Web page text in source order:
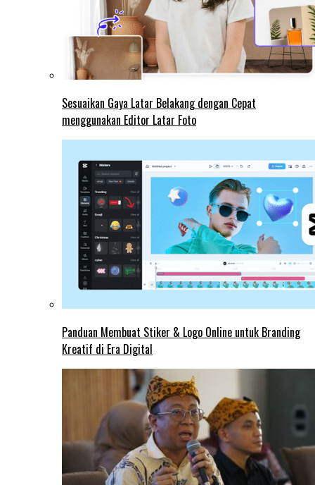
Sesuaikan Gaya Latar Belakang dengan Cepat
menggunakan Editor Latar Foto
Panduan Membuat Stiker & Logo Online untuk Branding
Kreatif di Era Digital